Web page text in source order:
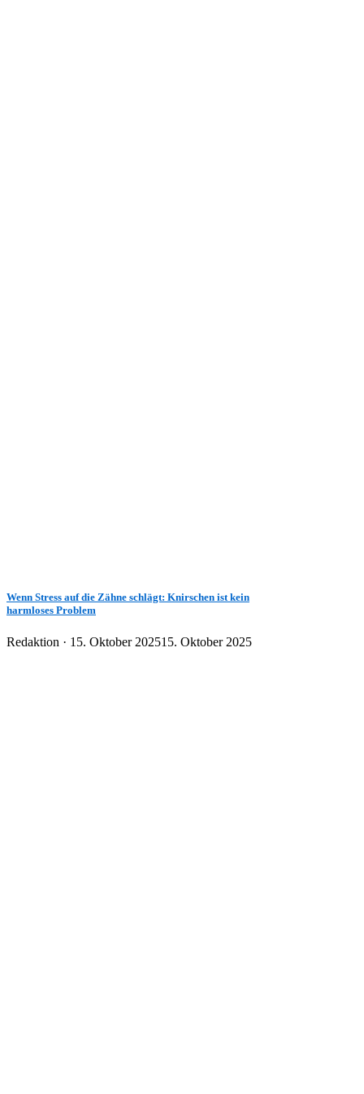
Wenn Stress auf die Zähne schlägt: Knirschen ist kein
harmloses Problem
Redaktion · Veröffentlicht
15. Oktober 202515. Oktober 2025